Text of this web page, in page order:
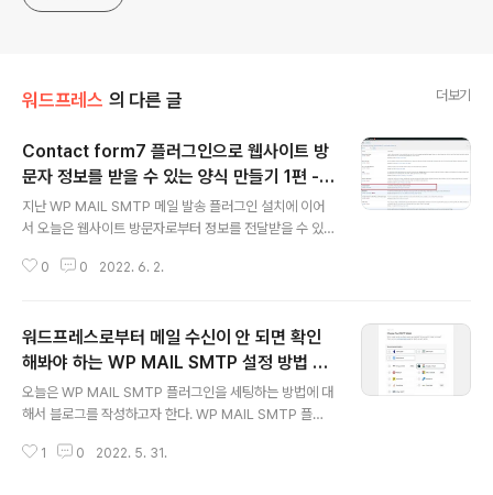
워드프레스 의 다른 글 더보기
Contact form7 플러그인으로 웹사이트 방
문자 정보를 받을 수 있는 양식 만들기 1편 -
작동 원리 설명(2022년 6월 기준)
지난 WP MAIL SMTP 메일 발송 플러그인 설치에 이어
서 오늘은 웹사이트 방문자로부터 정보를 전달받을 수 있
하고자 한다. WP MAIL SMTP는 워드프레스 시스템으로
SMTP과 함께 응용하여 사용하기 좋은, 그리고 대부분 많
은 워드프레스로 제작된 웹사이트가 사용하는 양식 폼에
대해서 설명하고자 한다. 앞으로 총 3편에 나눠서 "방문자
정보 수집" 시리즈를 작성할 예정이다. 먼저 Contact for
2. 실전 세부 사항 변경 편으로 작성할 예정이다. 그리고 마
0 0 2022. 6. 2.
워드프레스로부터 메일 수신이 안 되면 확인
해봐야 하는 WP MAIL SMTP 설정 방법 소
개 (2022 버전)
오늘은 WP MAIL SMTP 플러그인을 세팅하는 방법에 대
해서 블로그를 작성하고자 한다. WP MAIL SMTP 플러
내 블로그나 사이트를 구독하고자 하는 방문자들에게 메일
1 0 2022. 5. 31.